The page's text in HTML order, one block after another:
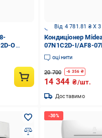
O
Від 4 781.81 ₴ X 3
Кондиціонер
07N1C2D-I/AF8-
Forest DC Inverter
оцінити
20 700 -6 356 ₴
14 344 ₴/шт.
Доставимо